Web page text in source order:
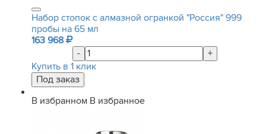
Набор стопок с алмазной огранкой "Россия" 999
пробы на 65 мл
163 968
-
+
Купить в 1 клик
В избранном В избранное